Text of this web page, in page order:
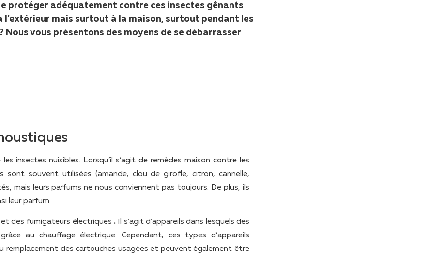
protéger adéquatement contre ces insectes gênants
l’extérieur mais surtout à la maison, surtout pendant les
vous présentons des moyens de se débarrasser
insectes nuisibles. Lorsqu’il s’agit de remèdes maison contre les
sont souvent utilisées (amande, clou de girofle, citron, cannelle,
mais leurs parfums ne nous conviennent pas toujours. De plus, ils
leur parfum.
des fumigateurs électriques . Il s’agit d’appareils dans lesquels des
au chauffage électrique. Cependant, ces types d’appareils
remplacement des cartouches usagées et peuvent également être